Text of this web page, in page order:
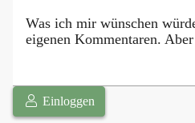
Was ich mir wünschen
eigenen Kommentaren.
Einloggen